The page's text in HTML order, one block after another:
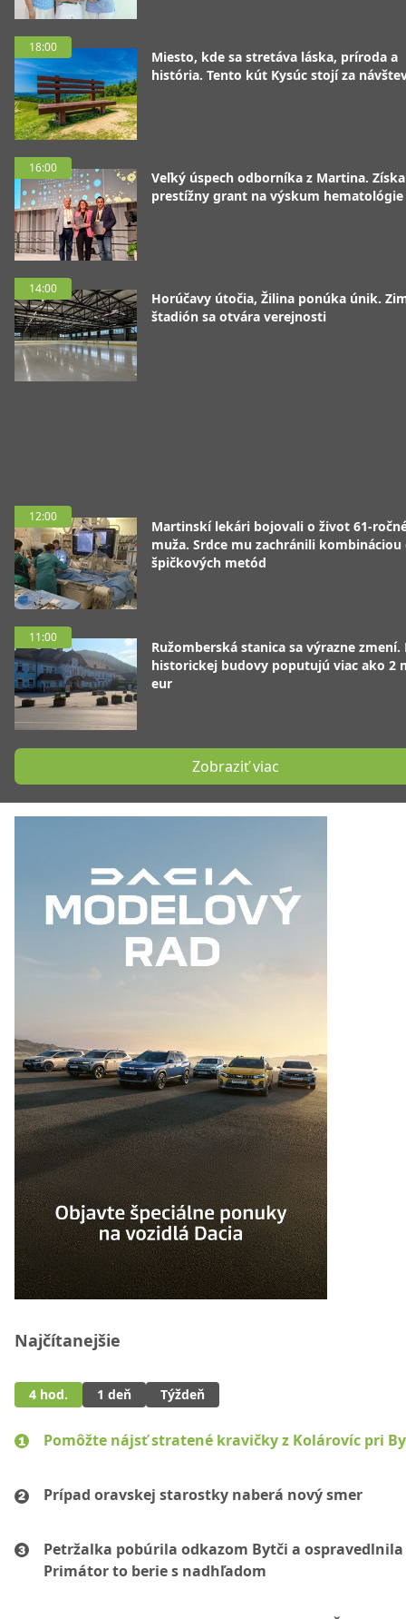
18:00
Miesto, kde sa stretáva láska, príroda a
história. Tento kút Kysúc stojí za
16:00
Veľký úspech odborníka z Martina.
prestížny grant na výskum hematológie
14:00
Horúčavy útočia, Žilina ponúka únik.
štadión sa otvára verejnosti
12:00
Martinskí lekári bojovali o život 61-
muža. Srdce mu zachránili kombináciou
špičkových metód
11:00
Ružomberská stanica sa výrazne zmení.
historickej budovy poputujú viac ako 2
eur
Zobraziť viac
Najčítanejšie
4 hod. 1 deň Týždeň
Pomôžte nájsť stratené kravičky z Kolárovíc pri
Prípad oravskej starostky naberá nový smer
Petržalka pobúrila odkazom Bytči a ospravedlnila
Primátor to berie s nadhľadom